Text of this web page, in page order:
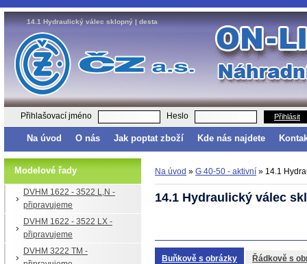
14.1 Hydraulický válec sklopný | desta
Přihlašovací jméno Heslo Přihlásit
Na úvod O nás Jak poptat zboží Kde nás najdete
Modelové řady
DVHM 1622 - 3522 L,N -
připravujeme
DVHM 1622 - 3522 LX -
připravujeme
DVHM 3222 TM -
Na úvod » G 40-50 - aktivní » 14.1
14.1 Hydraulický válec
Buňkově s obrázky Řádkově s